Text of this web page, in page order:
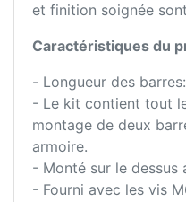
et finition soignée
Caractéristiques du
- Longueur des
- Le kit contient tout
montage de deux
armoire.
- Monté sur le dessus
- Fourni avec les vis